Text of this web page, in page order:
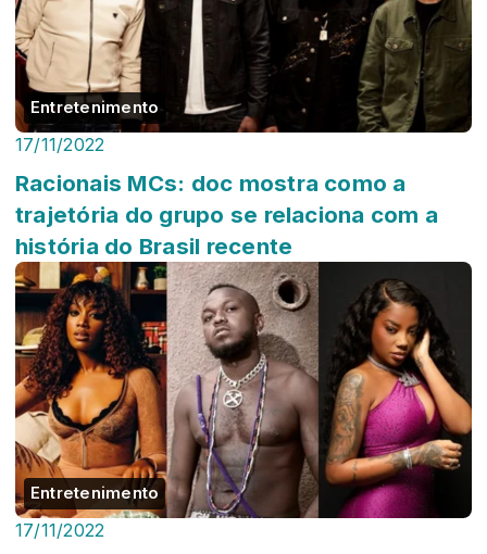
Entretenimento
17/11/2022
Racionais MCs: doc mostra como a
trajetória do grupo se relaciona com a
história do Brasil recente
Entretenimento
17/11/2022